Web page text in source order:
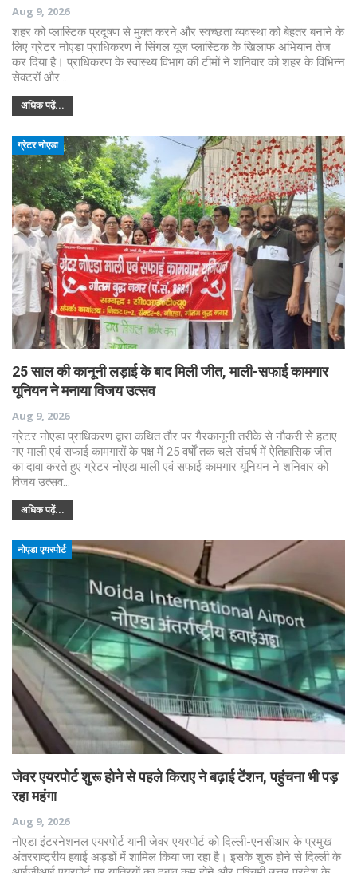
Aug 9, 2026
शहर को प्लास्टिक प्रदूषण से मुक्त करने और स्वच्छता व्यवस्था को बेहतर बनाने के
लिए ग्रेटर नोएडा प्राधिकरण ने सिंगल यूज प्लास्टिक के खिलाफ अभियान तेज
कर दिया है। प्राधिकरण के स्वास्थ्य विभाग की टीमों ने शनिवार को शहर के विभिन्न
सेक्टरों और…
अधिक पढ़ें...
ग्रेटर नोएडा
25 साल की कानूनी लड़ाई के बाद मिली जीत, माली-सफाई कामगार
यूनियन ने मनाया विजय उत्सव
Aug 9, 2026
ग्रेटर नोएडा प्राधिकरण द्वारा कथित तौर पर गैरकानूनी तरीके से नौकरी से हटाए
गए माली एवं सफाई कामगारों के पक्ष में 25 वर्षों तक चले संघर्ष में ऐतिहासिक जीत
का दावा करते हुए ग्रेटर नोएडा माली एवं सफाई कामगार यूनियन ने शनिवार को
विजय उत्सव…
अधिक पढ़ें...
नोएडा एयरपोर्ट
जेवर एयरपोर्ट शुरू होने से पहले किराए ने बढ़ाई टेंशन, पहुंचना भी पड़
रहा महंगा
Aug 9, 2026
नोएडा इंटरनेशनल एयरपोर्ट यानी जेवर एयरपोर्ट को दिल्ली-एनसीआर के प्रमुख
अंतरराष्ट्रीय हवाई अड्डों में शामिल किया जा रहा है। इसके शुरू होने से दिल्ली के